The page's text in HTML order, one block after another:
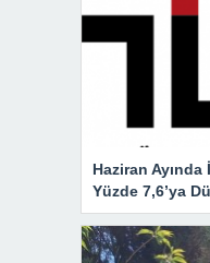
Haziran
Yüzde 7,6’ya